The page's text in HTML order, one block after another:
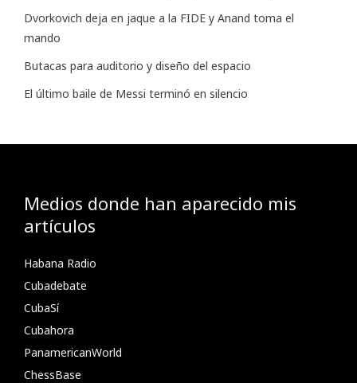
Dvorkovich deja en jaque a la FIDE y Anand toma el
mando
Butacas para auditorio y diseño del espacio
El último baile de Messi terminó en silencio
Medios donde han aparecido mis
artículos
Habana Radio
Cubadebate
CubaSí
Cubahora
PanamericanWorld
ChessBase